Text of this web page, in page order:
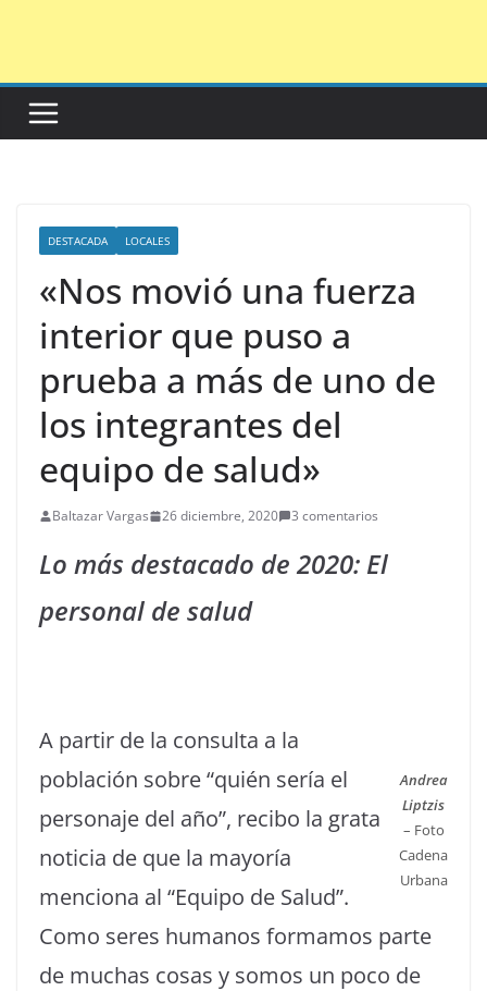
DESTACADA LOCALES
«Nos movió una fuerza
interior que puso a
prueba a más de uno de
los integrantes del
equipo de salud»
Baltazar Vargas 26 diciembre, 2020 3 comentarios
Lo más destacado de 2020: El
personal de salud
Andrea
Liptzis
– Foto
Cadena
Urbana
A partir de la consulta a la
población sobre “quién sería el
personaje del año”, recibo la grata
noticia de que la mayoría
menciona al “Equipo de Salud”.
Como seres humanos formamos parte
de muchas cosas y somos un poco de